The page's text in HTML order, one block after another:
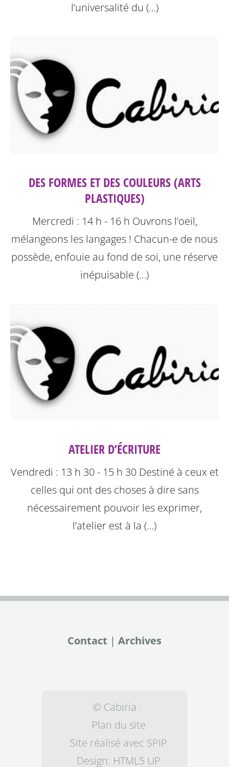
l’universalité du (…)
DES FORMES ET DES COULEURS (ARTS
PLASTIQUES)
Mercredi : 14 h - 16 h Ouvrons l’oeil,
mélangeons les langages ! Chacun-e de nous
possède, enfouie au fond de soi, une réserve
inépuisable (…)
ATELIER D’ÉCRITURE
Vendredi : 13 h 30 - 15 h 30 Destiné à ceux et
celles qui ont des choses à dire sans
nécessairement pouvoir les exprimer,
l’atelier est à la (…)
Contact | Archives
© Cabiria
Plan du site
Site réalisé avec SPIP
Design: HTML5 UP